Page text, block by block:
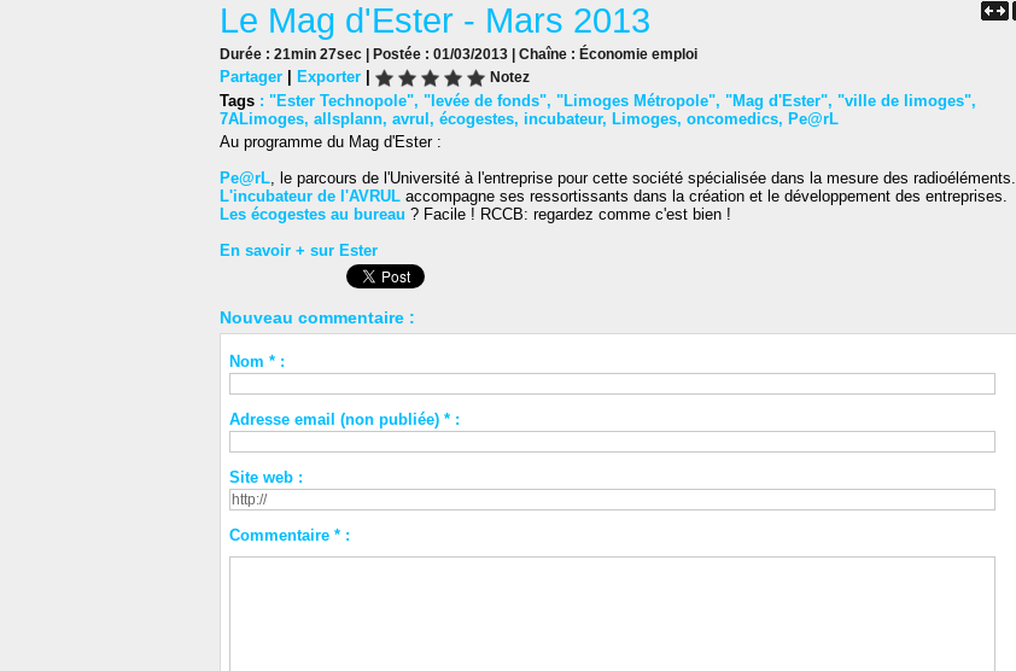
Le Mag d'Ester - Mars 2013
Durée : 21min 27sec | Postée : 01/03/2013 | Chaîne : Économie emploi
Partager | Exporter | Notez
Tags : "Ester Technopole", "levée de fonds", "Limoges Métropole", "Mag d'Ester", "ville de limoges",
7ALimoges, allsplann, avrul , écogestes, incubateur, Limoges, oncomedics, Pe@rL
Au programme du Mag d'Ester :
Pe@rL, le parcours de l'Université à l'entreprise pour cette société spécialisée dans la mesure des radioéléments.
L'incubateur de l'AVRUL accompagne ses ressortissants dans la création et le développement des entreprises.
Les écogestes au bureau ? Facile ! RCCB: regardez comme c'est bien !
En savoir + sur Ester
Nouveau commentaire :
Nom * :
Adresse email (non publiée) * :
Site web :
Commentaire * :